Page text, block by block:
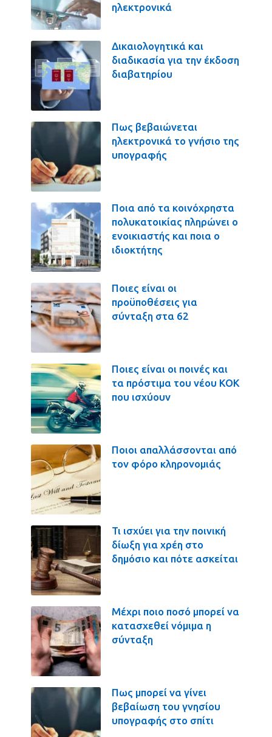
ηλεκτρονικά
Δικαιολογητικά και
διαδικασία για την έκδοση
διαβατηρίου
Πως βεβαιώνεται
ηλεκτρονικά το γνήσιο της
υπογραφής
Ποια από τα κοινόχρηστα
πολυκατοικίας πληρώνει ο
ενοικιαστής και ποια ο
ιδιοκτήτης
Ποιες είναι οι
προϋποθέσεις για
σύνταξη στα 62
Ποιες είναι οι ποινές και
τα πρόστιμα του νέου ΚΟΚ
που ισχύουν
Ποιοι απαλλάσσονται από
τον φόρο κληρονομιάς
Τι ισχύει για την ποινική
δίωξη για χρέη στο
δημόσιο και πότε ασκείται
Μέχρι ποιο ποσό μπορεί να
κατασχεθεί νόμιμα η
σύνταξη
Πως μπορεί να γίνει
βεβαίωση του γνησίου
υπογραφής στο σπίτι